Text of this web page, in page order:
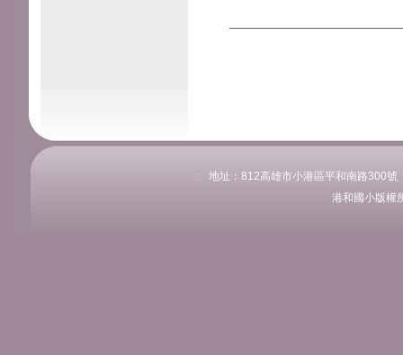
:::
地址：812高雄市小港區平和南路300
港和國小版權